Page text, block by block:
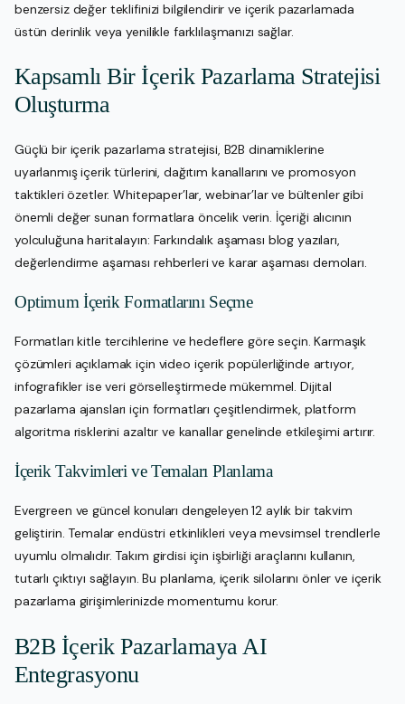
benzersiz değer teklifinizi bilgilendirir ve içerik pazarlamada
üstün derinlik veya yenilikle farklılaşmanızı sağlar.
Kapsamlı Bir İçerik Pazarlama Stratejisi
Oluşturma
Güçlü bir içerik pazarlama stratejisi, B2B dinamiklerine
uyarlanmış içerik türlerini, dağıtım kanallarını ve promosyon
taktikleri özetler. Whitepaper’lar, webinar’lar ve bültenler gibi
önemli değer sunan formatlara öncelik verin. İçeriği alıcının
yolculuğuna haritalayın: Farkındalık aşaması blog yazıları,
değerlendirme aşaması rehberleri ve karar aşaması demoları.
Optimum İçerik Formatlarını Seçme
Formatları kitle tercihlerine ve hedeflere göre seçin. Karmaşık
çözümleri açıklamak için video içerik popülerliğinde artıyor,
infografikler ise veri görselleştirmede mükemmel. Dijital
pazarlama ajansları için formatları çeşitlendirmek, platform
algoritma risklerini azaltır ve kanallar genelinde etkileşimi artırır.
İçerik Takvimleri ve Temaları Planlama
Evergreen ve güncel konuları dengeleyen 12 aylık bir takvim
geliştirin. Temalar endüstri etkinlikleri veya mevsimsel trendlerle
uyumlu olmalıdır. Takım girdisi için işbirliği araçlarını kullanın,
tutarlı çıktıyı sağlayın. Bu planlama, içerik silolarını önler ve içerik
pazarlama girişimlerinizde momentumu korur.
B2B İçerik Pazarlamaya AI
Entegrasyonu